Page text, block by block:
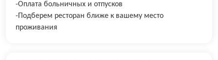
-Оплата больничных и отпусков
-Подберем ресторан ближе к вашему место
проживания